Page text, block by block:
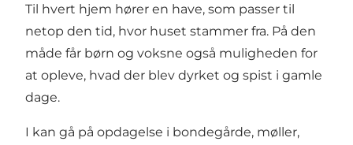
Til hvert hjem hører en have, som passer til
netop den tid, hvor huset stammer fra. På den
måde får børn og voksne også muligheden for
at opleve, hvad der blev dyrket og spist i gamle
dage.
I kan gå på opdagelse i bondegårde, møller,